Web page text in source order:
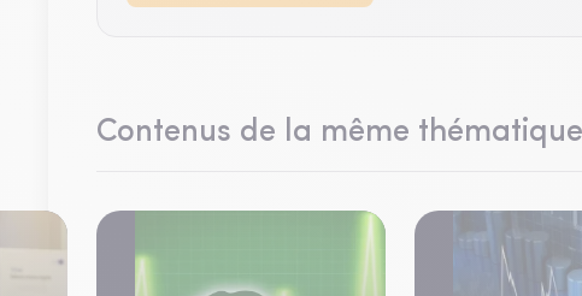
Contenus de la même thématique